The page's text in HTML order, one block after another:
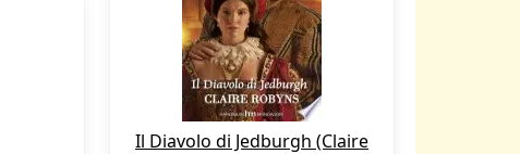
Il Diavolo di Jedburgh (Claire